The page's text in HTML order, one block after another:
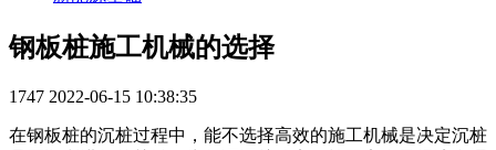
钢板桩施工机械的选择
1747 2022-06-15 10:38:35
在钢板桩的沉桩过程中，能不选择高效的施工机械是决定沉桩